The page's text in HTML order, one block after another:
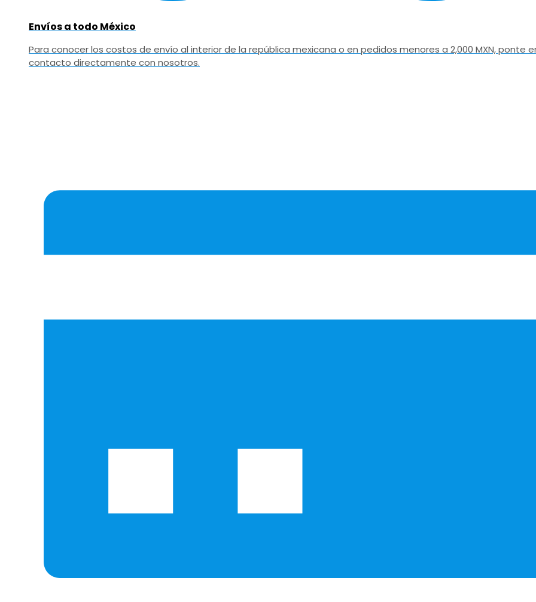
Envíos a todo México
Para conocer los costos de envío al interior de la república mexicana o en pedidos menores a 2,000 MXN, ponte
contacto directamente con nosotros.